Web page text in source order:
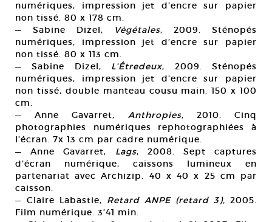
numériques, impression jet d’encre sur papier
non tissé. 80 x 178 cm.
— Sabine Dizel, Végétales, 2009. Sténopés
numériques, impression jet d’encre sur papier
non tissé. 80 x 113 cm.
— Sabine Dizel, L’Êtredeux, 2009. Sténopés
numériques, impression jet d’encre sur papier
non tissé, double manteau cousu main. 150 x 100
cm.
— Anne Gavarret, Anthropies, 2010. Cinq
photographies numériques rephotographiées à
l’écran. 7x 13 cm par cadre numérique.
— Anne Gavarret, Lags, 2008. Sept captures
d’écran numérique, caissons lumineux en
partenariat avec Archizip. 40 x 40 x 25 cm par
caisson.
— Claire Labastie, Retard ANPE (retard 3), 2005.
Film numérique. 3’41 min.